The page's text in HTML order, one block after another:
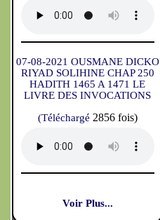
07-08-2021 OUSMANE DICKO
RIYAD SOLIHINE CHAP 250
HADITH 1465 A 1471 LE
LIVRE DES INVOCATIONS
(Téléchargé 2856 fois)
Voir Plus...